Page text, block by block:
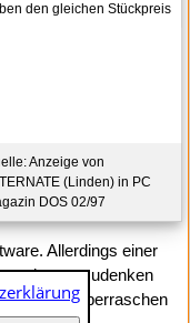
den gleichen Stückpreis
Anzeige von
(Linden) in PC
DOS 02/97
Allerdings einer
mehr wegzudenken
Einfach überraschen